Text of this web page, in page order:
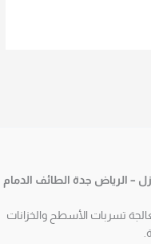
– الرياض جدة الطائف الدمام
تسربات الأسطح والخزانات